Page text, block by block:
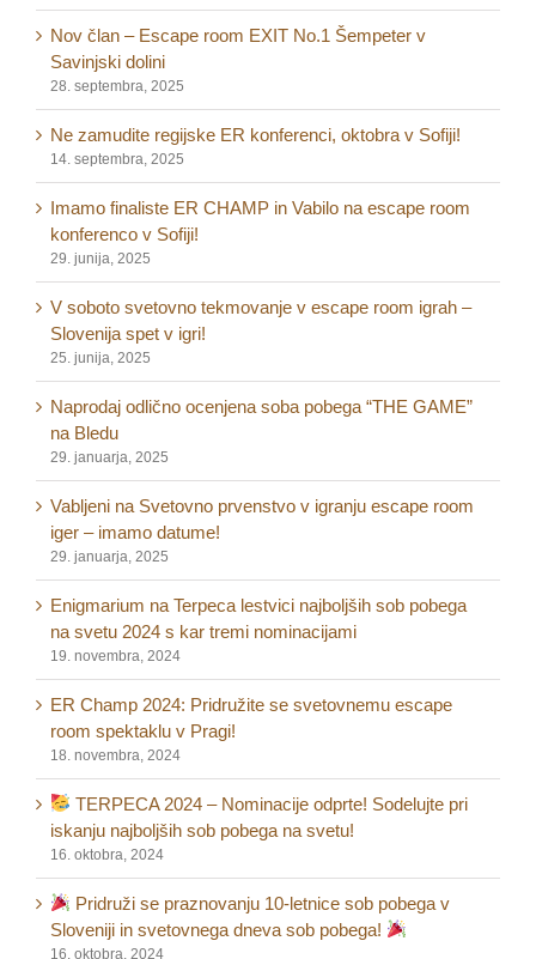
Nov član – Escape room EXIT No.1 Šempeter v
Savinjski dolini
28. septembra, 2025
Ne zamudite regijske ER konferenci, oktobra v Sofiji!
14. septembra, 2025
Imamo finaliste ER CHAMP in Vabilo na escape room
konferenco v Sofiji!
29. junija, 2025
V soboto svetovno tekmovanje v escape room igrah –
Slovenija spet v igri!
25. junija, 2025
Naprodaj odlično ocenjena soba pobega “THE GAME”
na Bledu
29. januarja, 2025
Vabljeni na Svetovno prvenstvo v igranju escape room
iger – imamo datume!
29. januarja, 2025
Enigmarium na Terpeca lestvici najboljših sob pobega
na svetu 2024 s kar tremi nominacijami
19. novembra, 2024
ER Champ 2024: Pridružite se svetovnemu escape
room spektaklu v Pragi!
18. novembra, 2024
TERPECA 2024 – Nominacije odprte! Sodelujte pri
iskanju najboljših sob pobega na svetu!
16. oktobra, 2024
Pridruži se praznovanju 10-letnice sob pobega v
Sloveniji in svetovnega dneva sob pobega!
16. oktobra, 2024